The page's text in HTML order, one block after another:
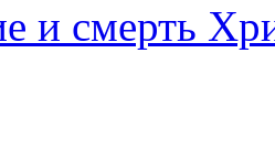
и смерть